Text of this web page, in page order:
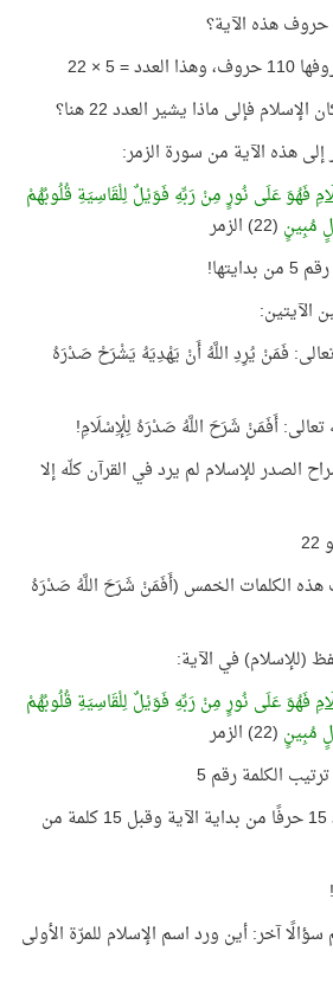
هذه الآية؟
= 5 × 22
هذه الآية من سورة الزمر:
فَهُوَ عَلَى نُورٍ مِنْ رَبِّهِ فَوَيْلٌ لِلْقَاسِيَةِ قُلُوبُهُمْ
مُبِينٍ (22) الزمر
الآيتين:
فَمَنْ يُرِدِ اللَّهُ أَنْ يَهْدِيَهُ يَشْرَحْ صَدْرَهُ
تعالى: أَفَمَنْ شَرَحَ اللَّهُ صَدْرَهُ لِلْإِسْلَامِ!
الصدر للإسلام لم يرد في القرآن كلّه إلا
هذه الكلمات الخمس (أَفَمَنْ شَرَحَ اللَّهُ صَدْرَهُ
(للإسلام) في الآية:
فَهُوَ عَلَى نُورٍ مِنْ رَبِّهِ فَوَيْلٌ لِلْقَاسِيَةِ قُلُوبُهُمْ
مُبِينٍ (22) الزمر
الكلمة رقم 5
لقد جاء لفظ (للإسلام) بعد 15 حرفًا من بداية الآية وقبل 15 كلمة من
آخر: أين ورد اسم الإسلام للمرّة الأولى